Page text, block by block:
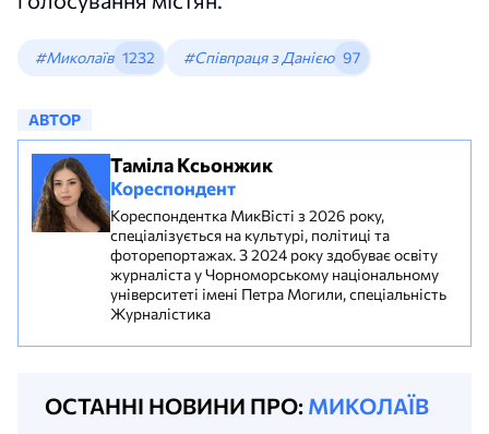
#Миколаїв 1232 #Співпраця з Данією 97
АВТОР
Таміла Ксьонжик
Кореспондент
Кореспондентка МикВісті з 2026 року,
спеціалізується на культурі, політиці та
фоторепортажах. З 2024 року здобуває освіту
журналіста у Чорноморському національному
університеті імені Петра Могили, спеціальність
Журналістика
ОСТАННІ НОВИНИ ПРО: МИКОЛАЇВ